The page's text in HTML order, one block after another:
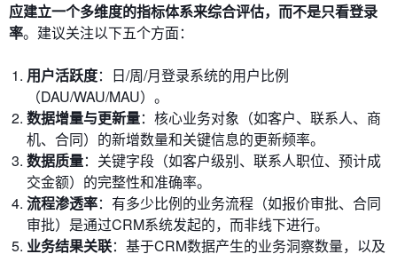
应建立一个多维度的指标体系来综合评估，而不是只看登录
率。建议关注以下五个方面：
用户活跃度：日/周/月登录系统的用户比例
（DAU/WAU/MAU）。
数据增量与更新量：核心业务对象（如客户、联系人、商
机、合同）的新增数量和关键信息的更新频率。
数据质量：关键字段（如客户级别、联系人职位、预计成
交金额）的完整性和准确率。
流程渗透率：有多少比例的业务流程（如报价审批、合同
审批）是通过CRM系统发起的，而非线下进行。
业务结果关联：基于CRM数据产生的业务洞察数量，以及